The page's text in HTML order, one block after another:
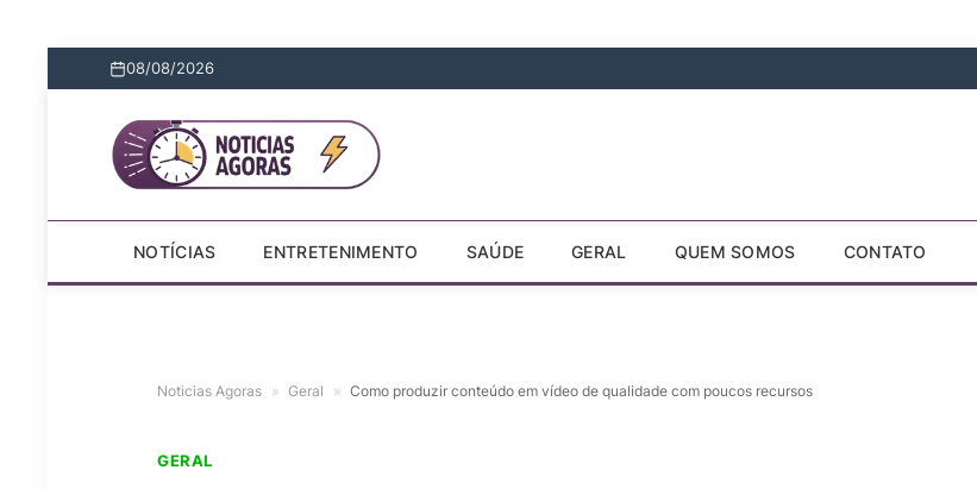
08/08/2026
NOTÍCIAS ENTRETENIMENTO SAÚDE GERAL QUEM SOMOS CONTATO
Noticias Agoras » Geral » Como produzir conteúdo em vídeo de qualidade com poucos recursos
GERAL